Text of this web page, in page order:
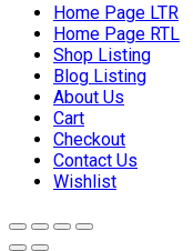
Home Page LTR
Home Page RTL
Shop Listing
Blog Listing
About Us
Cart
Checkout
Contact Us
Wishlist